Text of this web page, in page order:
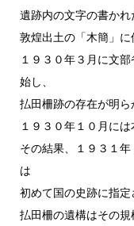
遺跡内の文字の書かれ
敦煌出土の「木簡」に
１９３０年３月に文
始し、
払田柵跡の存在が明ら
１９３０年１０月には
その結果、１９３１
は
初めて国の史跡に指定
払田柵の遺構はその規